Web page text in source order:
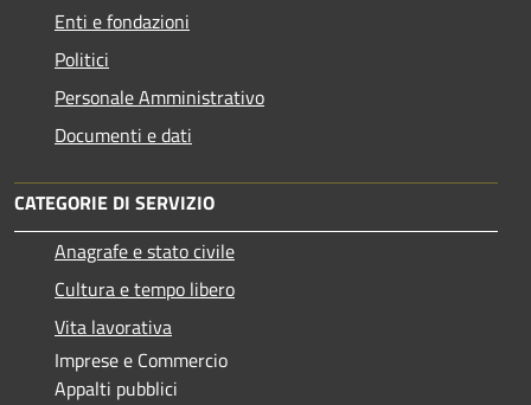
Enti e fondazioni
Politici
Personale Amministrativo
Documenti e dati
CATEGORIE DI SERVIZIO
Anagrafe e stato civile
Cultura e tempo libero
Vita lavorativa
Imprese e Commercio
Appalti pubblici